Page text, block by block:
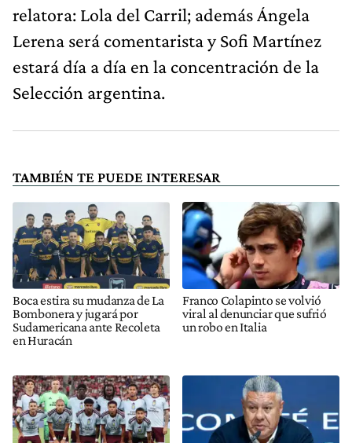
relatora: Lola del Carril; además Ángela
Lerena será comentarista y Sofi Martínez
estará día a día en la concentración de la
Selección argentina.
TAMBIÉN TE PUEDE INTERESAR
Boca estira su mudanza de La
Bombonera y jugará por
Sudamericana ante Recoleta
en Huracán
Franco Colapinto se volvió
viral al denunciar que sufrió
un robo en Italia